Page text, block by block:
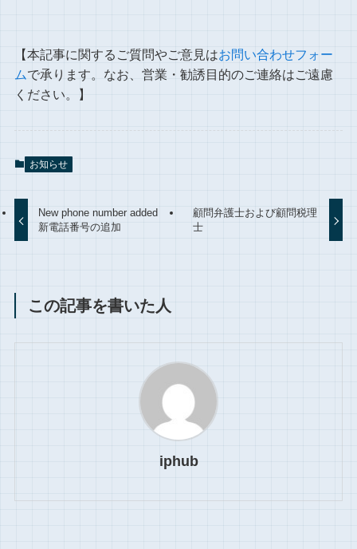
【本記事に関するご質問やご意見はお問い合わせフォー
ムで承ります。なお、営業・勧誘目的のご連絡はご遠慮
ください。】
お知らせ
New phone number added
新電話番号の追加
顧問弁護士および顧問税理
士
この記事を書いた人
iphub